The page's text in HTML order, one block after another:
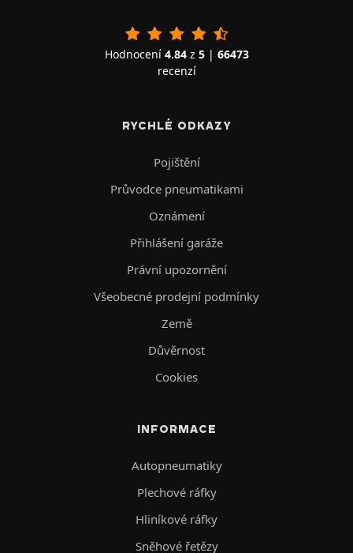
Hodnocení 4.84z 5| 66473
recenzí
RYCHLÉ ODKAZY
Pojištění
Průvodce pneumatikami
Oznámení
Přihlášení garáže
Právní upozornění
Všeobecné prodejní podmínky
Země
Důvěrnost
Cookies
INFORMACE
Autopneumatiky
Plechové ráfky
Hliníkové ráfky
Sněhové řetězy